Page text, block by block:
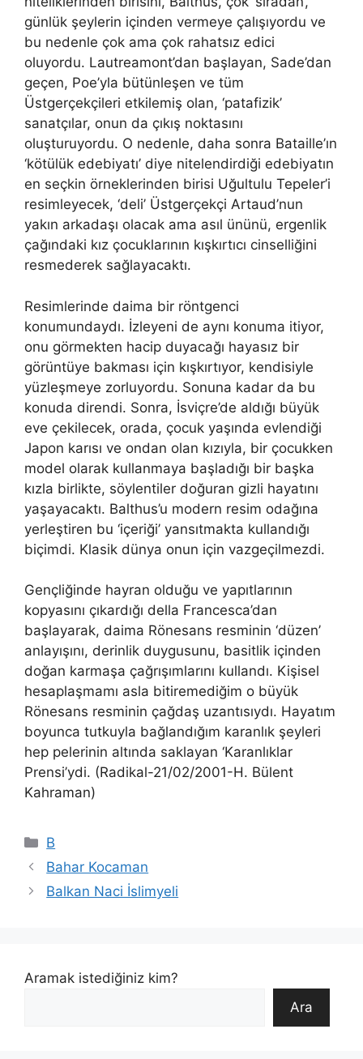
günlük şeylerin içinden vermeye çalışıyordu ve
bu nedenle çok ama çok rahatsız edici
oluyordu. Lautreamont’dan başlayan, Sade’dan
geçen, Poe’yla bütünleşen ve tüm
Üstgerçekçileri etkilemiş olan, ‘patafizik’
sanatçılar, onun da çıkış noktasını
oluşturuyordu. O nedenle, daha sonra Bataille’ın
‘kötülük edebiyatı’ diye nitelendirdiği edebiyatın
en seçkin örneklerinden birisi Uğultulu Tepeler’i
resimleyecek, ‘deli’ Üstgerçekçi Artaud’nun
yakın arkadaşı olacak ama asıl ününü, ergenlik
çağındaki kız çocuklarının kışkırtıcı cinselliğini
resmederek sağlayacaktı.
Resimlerinde daima bir röntgenci
konumundaydı. İzleyeni de aynı konuma itiyor,
onu görmekten hacip duyacağı hayasız bir
görüntüye bakması için kışkırtıyor, kendisiyle
yüzleşmeye zorluyordu. Sonuna kadar da bu
konuda direndi. Sonra, İsviçre’de aldığı büyük
eve çekilecek, orada, çocuk yaşında evlendiği
Japon karısı ve ondan olan kızıyla, bir çocukken
model olarak kullanmaya başladığı bir başka
kızla birlikte, söylentiler doğuran gizli hayatını
yaşayacaktı. Balthus’u modern resim odağına
yerleştiren bu ‘içeriği’ yansıtmakta kullandığı
biçimdi. Klasik dünya onun için vazgeçilmezdi.
Gençliğinde hayran olduğu ve yapıtlarının
kopyasını çıkardığı della Francesca’dan
başlayarak, daima Rönesans resminin ‘düzen’
anlayışını, derinlik duygusunu, basitlik içinden
doğan karmaşa çağrışımlarını kullandı. Kişisel
hesaplaşmamı asla bitiremediğim o büyük
Rönesans resminin çağdaş uzantısıydı. Hayatım
boyunca tutkuyla bağlandığım karanlık şeyleri
hep pelerinin altında saklayan ‘Karanlıklar
Prensi’ydi. (Radikal-21/02/2001-H. Bülent
Kahraman)
Kategoriler
B
Bahar Kocaman
Balkan Naci İslimyeli
Aramak istediğiniz kim?
Ara